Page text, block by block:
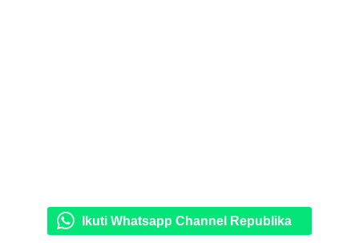
Ikuti Whatsapp Channel Republika